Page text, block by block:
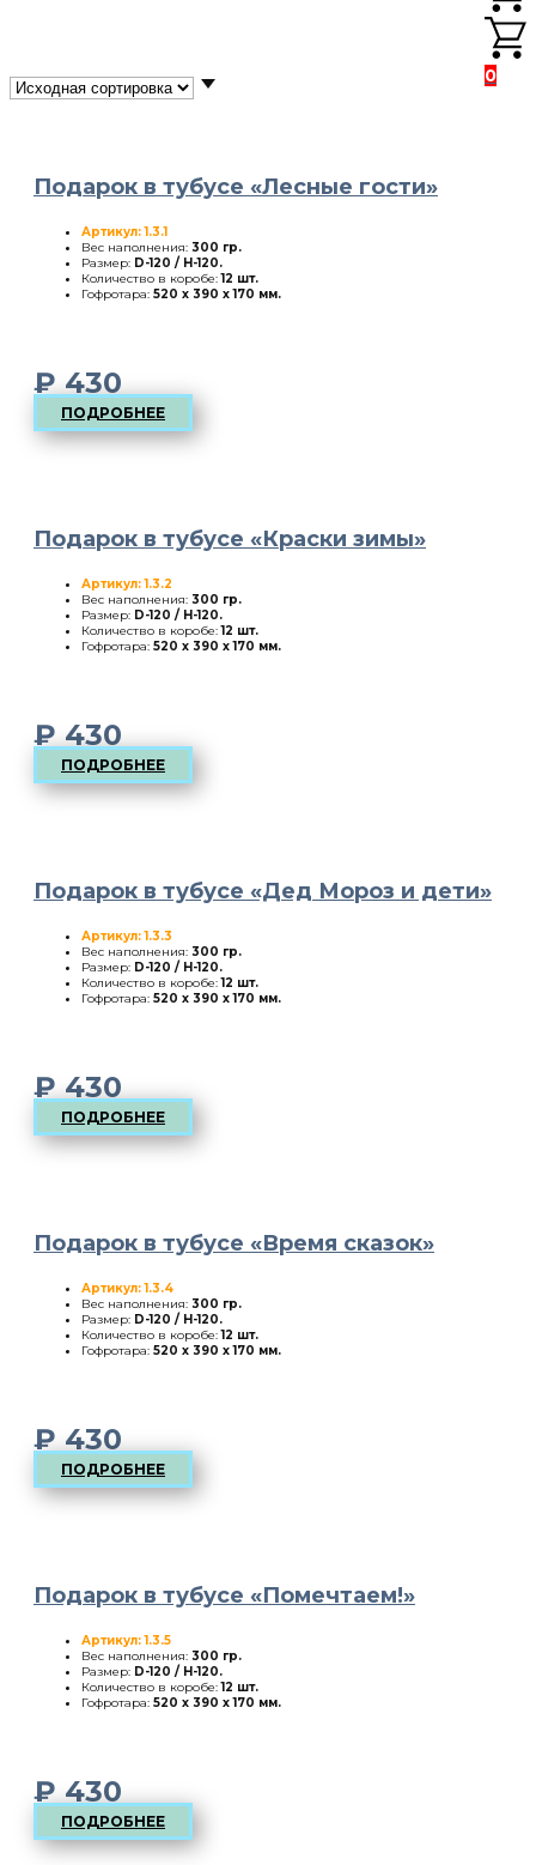
0
Подарок в тубусе «Лесные гости»
Артикул: 1.3.1
Вес наполнения: 300 гр.
Размер: D-120 / H-120.
Количество в коробе:12 шт.
Гофротара: 520 х 390 х 170 мм.
₽430
ПОДРОБНЕЕ
Подарок в тубусе «Краски зимы»
Артикул: 1.3.2
Вес наполнения: 300 гр.
Размер: D-120 / H-120.
Количество в коробе:12 шт.
Гофротара: 520 х 390 х 170 мм.
₽430
ПОДРОБНЕЕ
Подарок в тубусе «Дед Мороз и дети»
Артикул: 1.3.3
Вес наполнения: 300 гр.
Размер: D-120 / H-120.
Количество в коробе:12 шт.
Гофротара: 520 х 390 х 170 мм.
₽430
ПОДРОБНЕЕ
Подарок в тубусе «Время сказок»
Артикул: 1.3.4
Вес наполнения: 300 гр.
Размер: D-120 / H-120.
Количество в коробе:12 шт.
Гофротара: 520 х 390 х 170 мм.
₽430
ПОДРОБНЕЕ
Подарок в тубусе «Помечтаем!»
Артикул: 1.3.5
Вес наполнения: 300 гр.
Размер: D-120 / H-120.
Количество в коробе:12 шт.
Гофротара: 520 х 390 х 170 мм.
₽430
ПОДРОБНЕЕ